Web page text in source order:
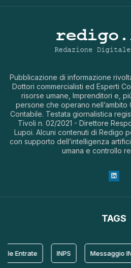
Pubblicazione di informazione
Dottori commercialisti ed Esperti
risorse umane, Imprenditori e,
persone che operano nell’ambito
Contabile. Testata giornalistica
Tivoli n. 02/2021 - Direttore
Lupoi. Alcuni contenuti di Redigo
con supporto dell’intelligenza
umana e controllo
TAGS
Entrate INPS Messaggio